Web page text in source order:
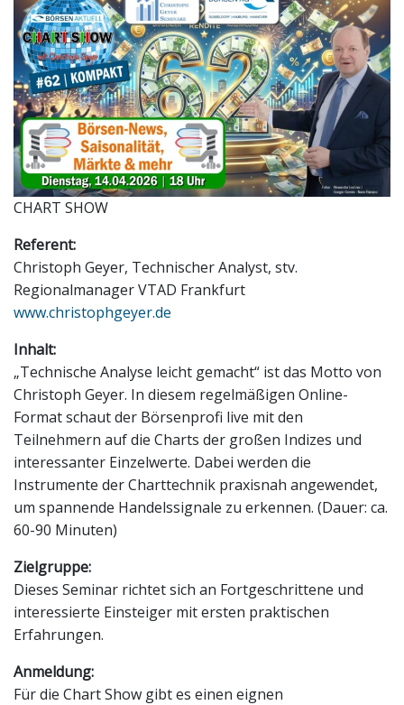
CHART SHOW
Referent:
Christoph Geyer, Technischer Analyst, stv.
Regionalmanager VTAD Frankfurt
www.christophgeyer.de
Inhalt:
„Technische Analyse leicht gemacht“ ist das Motto von
Christoph Geyer. In diesem regelmäßigen Online-
Format schaut der Börsenprofi live mit den
Teilnehmern auf die Charts der großen Indizes und
interessanter Einzelwerte. Dabei werden die
Instrumente der Charttechnik praxisnah angewendet,
um spannende Handelssignale zu erkennen. (Dauer: ca.
60-90 Minuten)
Zielgruppe:
Dieses Seminar richtet sich an Fortgeschrittene und
interessierte Einsteiger mit ersten praktischen
Erfahrungen.
Anmeldung:
Für die Chart Show gibt es einen eignen